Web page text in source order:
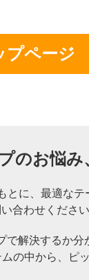
プページ
のお悩み
とに、 最適なテ
合わせください
で解決するか分
の中から、
ピ